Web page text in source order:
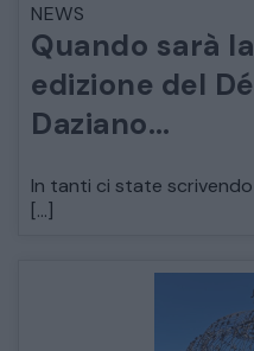
DECORAZIONI
STILI
NEWS
Quando sarà
edizione del
Daziano…
In tanti ci state
[…]